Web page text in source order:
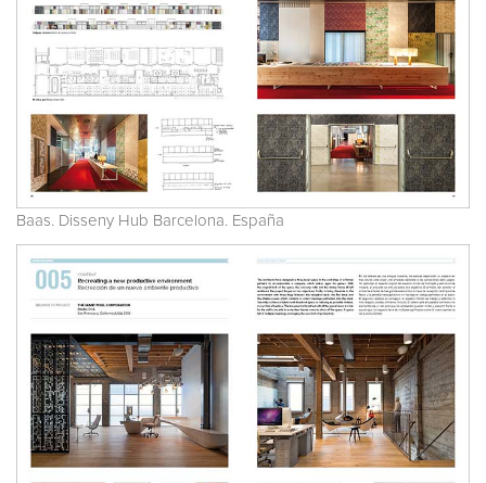
Baas. Disseny Hub Barcelona. España